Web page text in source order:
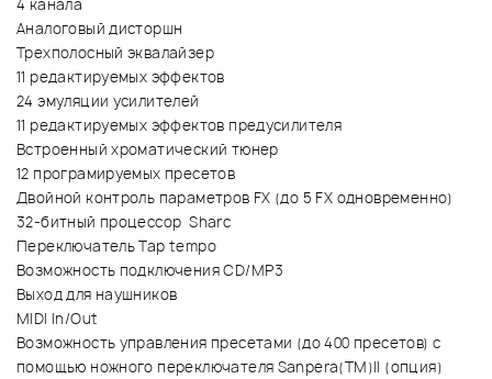
4 канала
Аналоговый дисторшн
Трехполосный эквалайзер
11 редактируемых эффектов
24 эмуляции усилителей
11 редактируемых эффектов предусилителя
Встроенный хроматический тюнер
12 програмируемых пресетов
Двойной контроль параметров FX (до 5 FX одновременно)
32-битный процессор Sharc
Переключатель Tap tempo
Возможность подключения CD/MP3
Выход для наушников
MIDI In/Out
Возможность управления пресетами (до 400 пресетов) с
помощью ножного переключателя Sanpera(TM)II (опция)